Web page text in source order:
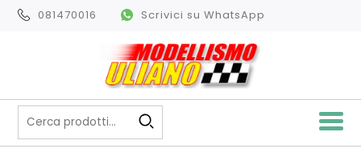
081470016 Scrivici su WhatsApp